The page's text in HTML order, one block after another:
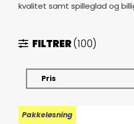
kvalitet samt spilleglad og
FILTRER(100)
Pris
Pakkeløsning